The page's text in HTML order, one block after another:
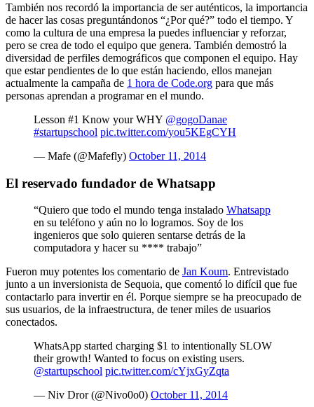
También nos recordó la importancia de ser auténticos, la importancia
de hacer las cosas preguntándonos “¿Por qué?” todo el tiempo. Y
como la cultura de una empresa la puedes influenciar y reforzar,
pero se crea de todo el equipo que genera. También demostró la
diversidad de perfiles demográficos que componen el equipo. Hay
que estar pendientes de lo que están haciendo, ellos manejan
actualmente la campaña de 1 hora de Code.org para que más
personas aprendan a programar en el mundo.
Lesson #1 Know your WHY @gogoDanae
#startupschool pic.twitter.com/you5KEgCYH
— Mafe (@Mafefly) October 11, 2014
El reservado fundador de Whatsapp
“Quiero que todo el mundo tenga instalado Whatsapp
en su teléfono y aún no lo logramos. Soy de los
ingenieros que solo quieren sentarse detrás de la
computadora y hacer su **** trabajo”
Fueron muy potentes los comentario de Jan Koum. Entrevistado
junto a un inversionista de Sequoia, que comentó lo difícil que fue
contactarlo para invertir en él. Porque siempre se ha preocupado de
sus usuarios, de la infraestructura, de tener miles de usuarios
conectados.
WhatsApp started charging $1 to intentionally SLOW
their growth! Wanted to focus on existing users.
@startupschool pic.twitter.com/cYjxGyZqta
— Niv Dror (@Nivo0o0) October 11, 2014